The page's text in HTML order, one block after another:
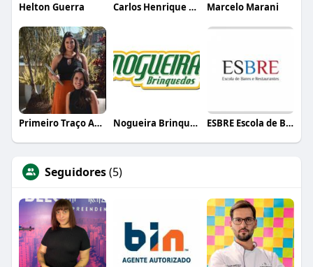
Helton Guerra Carlos Henrique de Faria Vasconcelos Marcelo Marani
Primeiro Traço Arquitetura Nogueira Brinquedos ESBRE Escola de Bares e Restaurantes
Seguidores(5)